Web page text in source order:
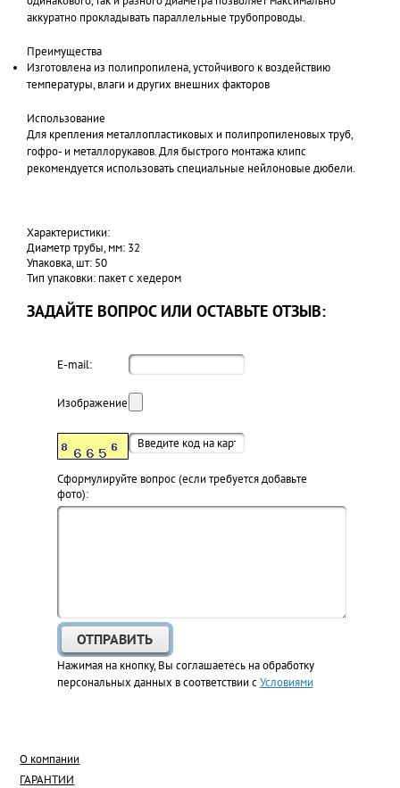
аккуратно прокладывать параллельные трубопроводы.
Преимущества
Изготовлена из полипропилена, устойчивого к воздействию
температуры, влаги и других внешних факторов
Использование
Для крепления металлопластиковых и полипропиленовых труб,
гофро- и металлорукавов. Для быстрого монтажа клипс
рекомендуется использовать специальные нейлоновые дюбели.
Характеристики:
Диаметр трубы, мм: 32
Упаковка, шт: 50
Тип упаковки: пакет с хедером
ЗАДАЙТЕ ВОПРОС ИЛИ ОСТАВЬТЕ ОТЗЫВ:
E-mail:
Изображение:
Cформулируйте вопрос (если требуется добавьте
фото):
Нажимая на кнопку, Вы соглашаетесь на обработку
персональных данных в соответствии сУсловиями
О компании
ГАРАНТИИ